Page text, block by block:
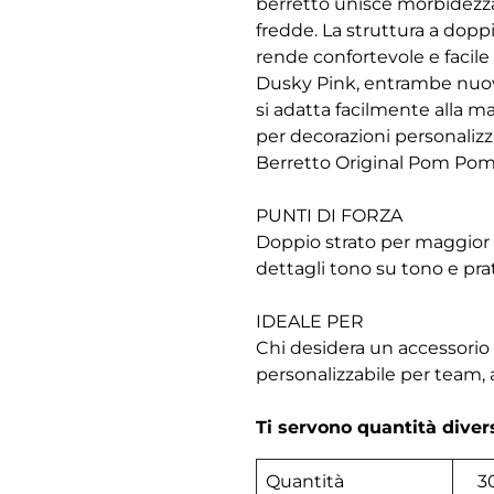
fredde. La struttura a
rende confortevole e
Dusky Pink, entrambe
si adatta facilmente alla
per decorazioni
Berretto Original Pom
PUNTI DI FORZA
Doppio strato per
dettagli tono su tono e
IDEALE PER
Chi desidera un
personalizzabile per team,
Ti servono quantità
Quantità